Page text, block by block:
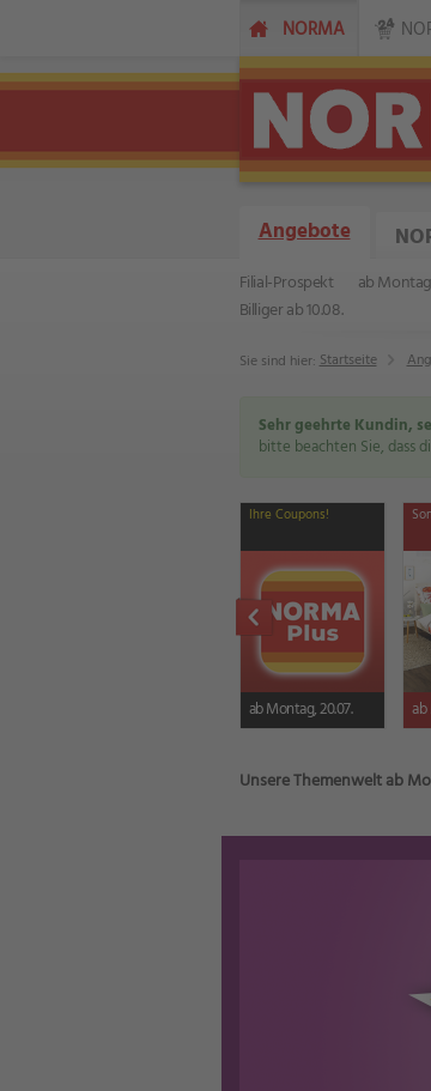
NORMA
Angebote
Filial-Prospekt ab
Billiger ab 10.08.
Sie sind hier: Startseite
Sehr geehrte Kundin,
bitte beachten Sie, dass
Ihre Coupons!
ab Montag, 20.07.
Unsere Themenwelt ab